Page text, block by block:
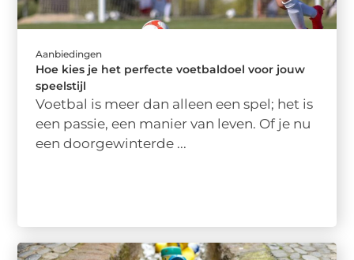
Aanbiedingen
Hoe kies je het perfecte voetbaldoel voor jouw
speelstijl
Voetbal is meer dan alleen een spel; het is
een passie, een manier van leven. Of je nu
een doorgewinterde ...